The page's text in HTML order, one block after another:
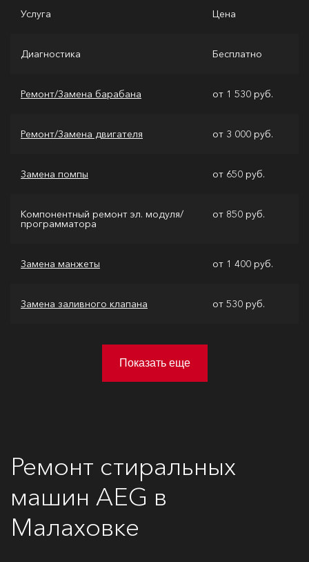
Услуга Цена
Диагностика Бесплатно
Ремонт/Замена барабана от 1 530 руб.
Ремонт/Замена двигателя от 3 000 руб.
Замена помпы от 650 руб.
Компонентный ремонт эл. модуля/
программатора
от 850 руб.
Замена манжеты от 1 400 руб.
Замена заливного клапана от 530 руб.
Показать еще
Ремонт стиральных
машин AEG в
Малаховке